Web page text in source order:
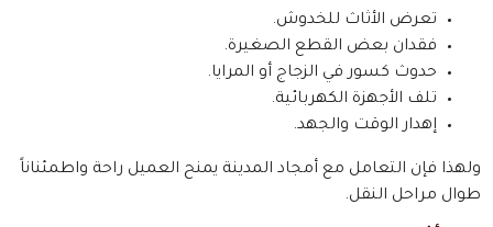
تعرض الأثاث للخدوش.
فقدان بعض القطع الصغيرة.
حدوث كسور في الزجاج أو المرايا.
تلف الأجهزة الكهربائية.
إهدار الوقت والجهد.
ولهذا فإن التعامل مع أمجاد المدينة يمنح العميل راحة واطمئناناً
طوال مراحل النقل.